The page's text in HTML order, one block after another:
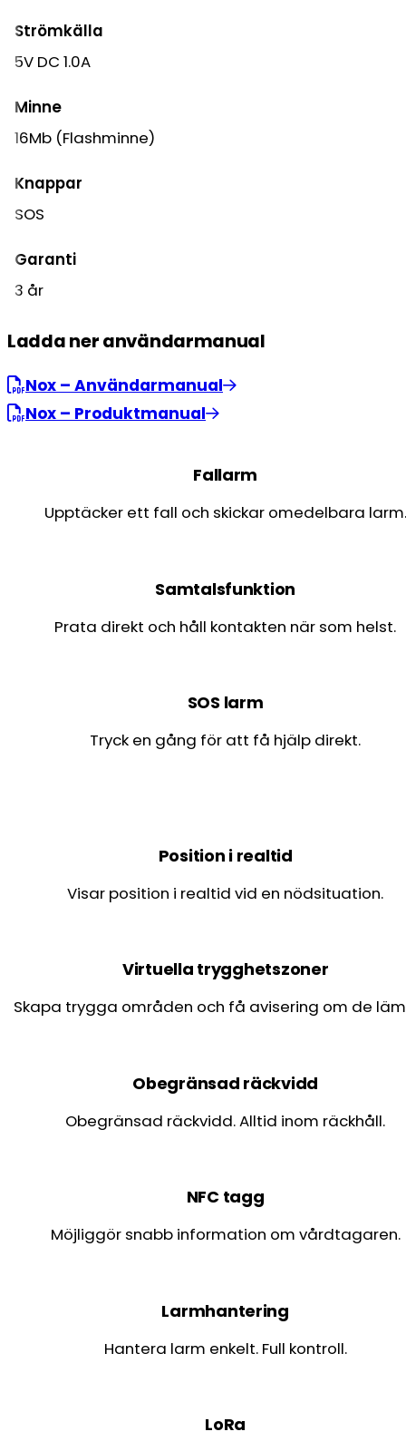
Strömkälla
5V DC 1.0A
Minne
16Mb (Flashminne)
Knappar
SOS
Garanti
3 år
Ladda ner användarmanual
Nox – Användarmanual
Nox – Produktmanual
Fallarm
Upptäcker ett fall och skickar omedelbara larm.
Samtalsfunktion
Prata direkt och håll kontakten när som helst.
SOS larm
Tryck en gång för att få hjälp direkt.
Position i realtid
Visar position i realtid vid en nödsituation.
Virtuella trygghetszoner
Skapa trygga områden och få avisering om de
Obegränsad räckvidd
Obegränsad räckvidd. Alltid inom räckhåll.
NFC tagg
Möjliggör snabb information om vårdtagaren.
Larmhantering
Hantera larm enkelt. Full kontroll.
LoRa